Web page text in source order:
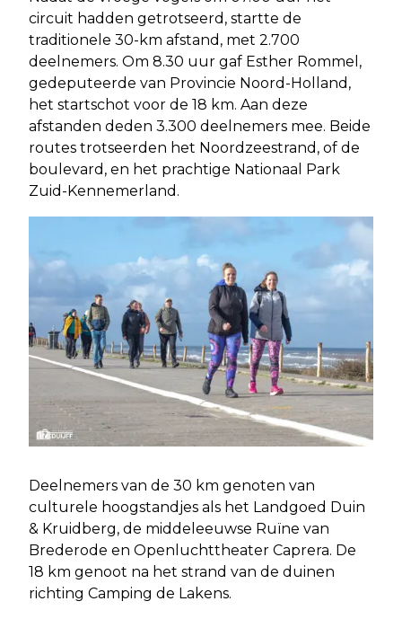
circuit hadden getrotseerd, startte de
traditionele 30-km afstand, met 2.700
deelnemers. Om 8.30 uur gaf Esther Rommel,
gedeputeerde van Provincie Noord-Holland,
het startschot voor de 18 km. Aan deze
afstanden deden 3.300 deelnemers mee. Beide
routes trotseerden het Noordzeestrand, of de
boulevard, en het prachtige Nationaal Park
Zuid-Kennemerland.
Deelnemers van de 30 km genoten van
culturele hoogstandjes als het Landgoed Duin
& Kruidberg, de middeleeuwse Ruïne van
Brederode en Openluchttheater Caprera. De
18 km genoot na het strand van de duinen
richting Camping de Lakens.